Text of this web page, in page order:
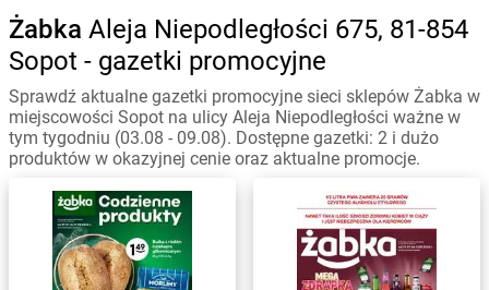
Żabka Aleja Niepodległości 675, 81-854
Sopot - gazetki promocyjne
Sprawdź aktualne gazetki promocyjne sieci sklepów Żabka w
miejscowości Sopot na ulicy Aleja Niepodległości ważne w
tym tygodniu (03.08 - 09.08). Dostępne gazetki: 2 i dużo
produktów w okazyjnej cenie oraz aktualne promocje.